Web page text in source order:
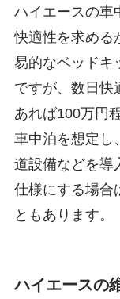
ハイエースの車
快適性を求める
易的なベッドキ
ですが、数日快
あれば100万円
車中泊を想定し
道設備などを導
仕様にする場合
ともあります。
ハイエースの